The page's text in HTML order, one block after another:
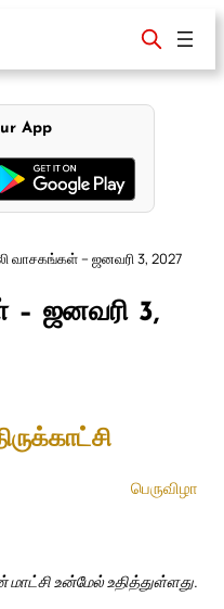
App
வாசகங்கள் – ஜனவரி 3, 2027
– ஜனவரி 3,
பெருவிழா
உன்மேல் உதித்துள்ளது.